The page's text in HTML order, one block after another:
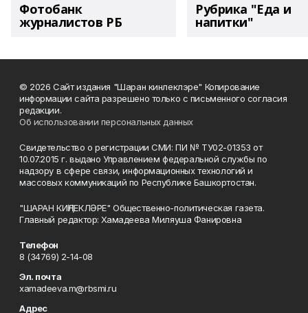
Фотобанк
журналистов РБ
Рубрика "Еда и
напитки"
© 2026 Сайт издания "Шаран кинлеклэре" Копирование
информации сайта разрешено только с письменного согласия
редакции.
Об использовании персональных данных
Свидетельство о регистрации СМИ: ПИ № ТУ02-01353 от
10.07.2015 г. выдано Управлением федеральной службы по
надзору в сфере связи, информационных технологий и
массовых коммуникаций по Республике Башкортостан.
"ШАРАН КИҢЛЕКЛӘРЕ" Общественно-политическая газета.
Главный редактор: Хамадеева Миляуша Фанировна
Телефон
8 (34769) 2-14-08
Эл. почта
xamadeeva.m@rbsmi.ru
Адрес